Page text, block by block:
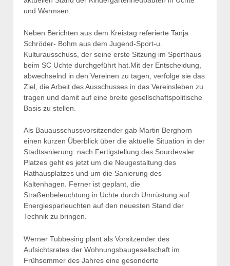
und Warmsen.
Neben Berichten aus dem Kreistag referierte Tanja
Schröder- Bohm aus dem Jugend-Sport-u.
Kulturausschuss, der seine erste Sitzung im Sporthaus
beim SC Uchte durchgeführt hat.Mit der Entscheidung,
abwechselnd in den Vereinen zu tagen, verfolge sie das
Ziel, die Arbeit des Ausschusses in das Vereinsleben zu
tragen und damit auf eine breite gesellschaftspolitische
Basis zu stellen.
Als Bauausschussvorsitzender gab Martin Berghorn
einen kurzen Überblick über die aktuelle Situation in der
Stadtsanierung: nach Fertigstellung des Sourdevaler
Platzes geht es jetzt um die Neugestaltung des
Rathausplatzes und um die Sanierung des
Kaltenhagen. Ferner ist geplant, die
Straßenbeleuchtung in Uchte durch Umrüstung auf
Energiesparleuchten auf den neuesten Stand der
Technik zu bringen.
Werner Tubbesing plant als Vorsitzender des
Aufsichtsrates der Wohnungsbaugesellschaft im
Frühsommer des Jahres eine gesonderte